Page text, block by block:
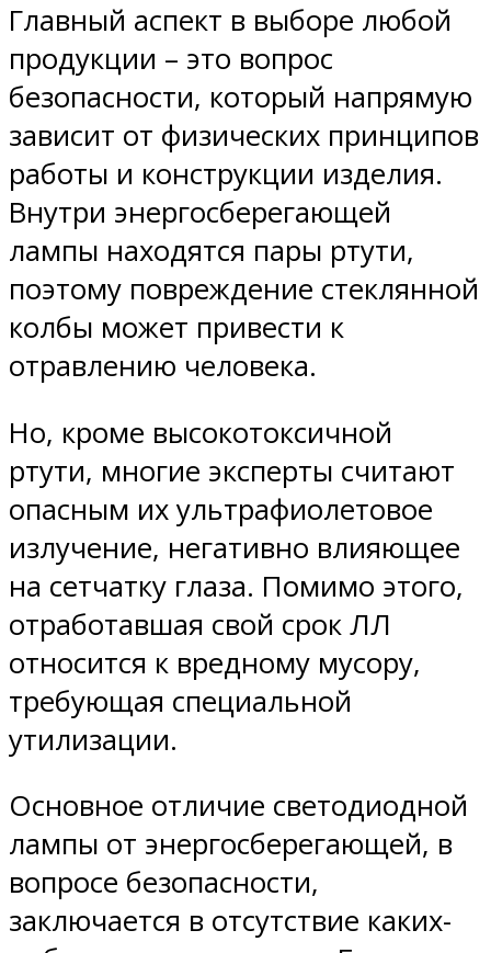
Главный аспект в выборе любой
продукции – это вопрос
безопасности, который напрямую
зависит от физических принципов
работы и конструкции изделия.
Внутри энергосберегающей
лампы находятся пары ртути,
поэтому повреждение стеклянной
колбы может привести к
отравлению человека.
Но, кроме высокотоксичной
ртути, многие эксперты считают
опасным их ультрафиолетовое
излучение, негативно влияющее
на сетчатку глаза. Помимо этого,
отработавшая свой срок ЛЛ
относится к вредному мусору,
требующая специальной
утилизации.
Основное отличие светодиодной
лампы от энергосберегающей, в
вопросе безопасности,
заключается в отсутствие каких-